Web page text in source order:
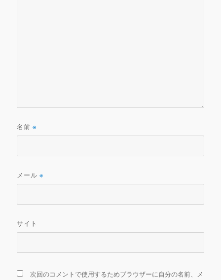
名前※
メール※
サイト
次回のコメントで使用するためブラウザーに自分の名前、メ